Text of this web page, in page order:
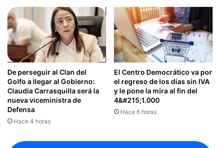
De perseguir al Clan del
Golfo a llegar al Gobierno:
Claudia Carrasquilla será la
nueva viceministra de
Defensa
Hace 4 horas
El Centro Democrático va por
el regreso de los días sin IVA
y le pone la mira al fin del
4&#215;1.000
Hace 6 horas